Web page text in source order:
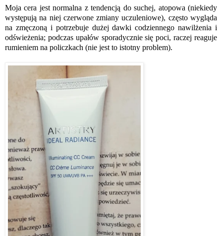
Moja cera jest normalna z tendencją do suchej, atopowa (niekiedy
występują na niej czerwone zmiany uczuleniowe), często wygląda
na zmęczoną i potrzebuje dużej dawki codziennego nawilżenia i
odświeżenia; podczas upałów sporadycznie się poci, raczej reaguje
rumieniem na policzkach (nie jest to istotny problem).